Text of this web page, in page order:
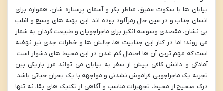
بیابان ها با سکوت عمیق، مناظر بکر و آسمان پرستاره شان، همواره برای
انسان جذاب و در عین حال رمزآلود بوده اند. این پهنه های وسیع و اغلب
بی نشان، مقصدی وسوسه انگیز برای ماجراجویان و طبیعت گردان به شمار
می روند؛ اما در کنار این جذابیت ها، چالش ها و خطرات جدی نیز نهفته
است که مهم ترین آن ها احتمال گم شدن در این محیط های دشوار است.
آمادگی و دانش کافی پیش از سفر به بیابان می تواند مرز باریکی بین
تجربه یک ماجراجویی فراموش نشدنی و مواجهه با یک بحران حیاتی باشد.
درک صحیح از محیط، تجهیزات مناسب و آگاهی از تکنیک های بقا، نه تنها